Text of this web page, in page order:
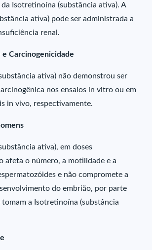
Isotretinoína (substância ativa). A
ativa) pode ser administrada a
renal.
Carcinogenicidade
ativa) não demonstrou ser
nos ensaios in vitro ou em
in vivo, respectivamente.
ativa), em doses
afeta o número, a motilidade e a
e não compromete a
do embrião, por parte
tomam a Isotretinoína (substância